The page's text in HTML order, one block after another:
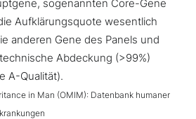
sogenannten Core-Gene
Aufklärungsquote wesentlich
anderen Gene des Panels und
Abdeckung (>99%)
A-Qualität).
in Man (OMIM): Datenbank humaner